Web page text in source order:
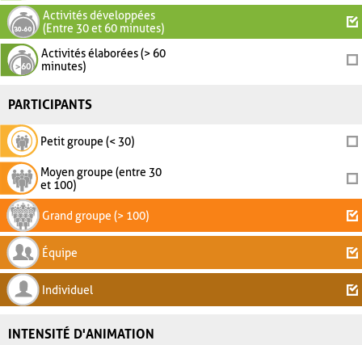
Activités développées
(Entre 30 et 60 minutes)
Activités élaborées (> 60
minutes)
PARTICIPANTS
Petit groupe (< 30)
Moyen groupe (entre 30
et 100)
Grand groupe (> 100)
Équipe
Individuel
INTENSITÉ D'ANIMATION